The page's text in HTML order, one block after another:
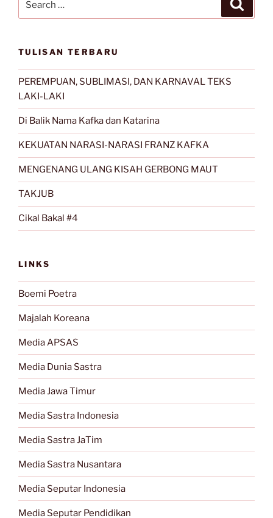
for:
TULISAN TERBARU
PEREMPUAN, SUBLIMASI, DAN KARNAVAL TEKS
LAKI-LAKI
Di Balik Nama Kafka dan Katarina
KEKUATAN NARASI-NARASI FRANZ KAFKA
MENGENANG ULANG KISAH GERBONG MAUT
TAKJUB
Cikal Bakal #4
LINKS
Boemi Poetra
Majalah Koreana
Media APSAS
Media Dunia Sastra
Media Jawa Timur
Media Sastra Indonesia
Media Sastra JaTim
Media Sastra Nusantara
Media Seputar Indonesia
Media Seputar Pendidikan